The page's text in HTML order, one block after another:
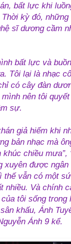
bất lực khi
kỳ đó,
sĩ dương cầm
bất lực và
Tôi lại là nhạc
có cây đàn
nên tôi
sự.
giả hiếm khi
bản nhạc mà
khúc chiều mưa”,
được
thế vẫn có một
nhiều. Và chính
tôi sống trong
khấu, Ánh
Ánh 9 kể.